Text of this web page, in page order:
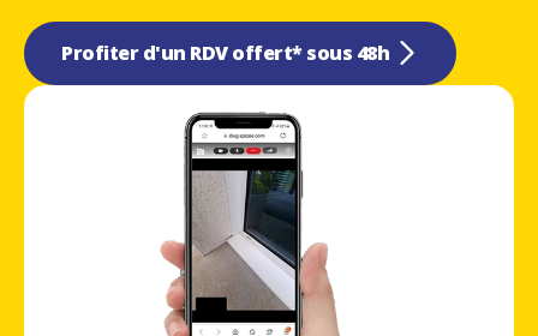
Profiter d'un RDV offert* sous 48h